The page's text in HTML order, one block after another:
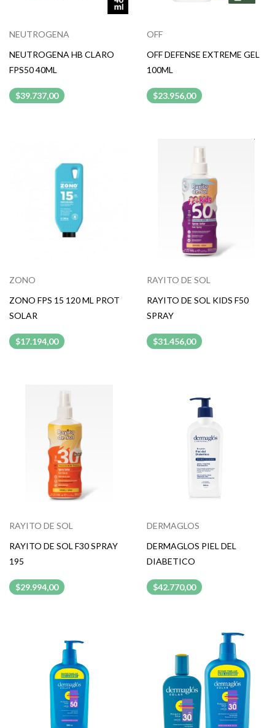
NEUTROGENA
NEUTROGENA HB CLARO
FPS50 40ML
$39.737,00
OFF
OFF DEFENSE EXTREME GEL
100ML
$23.956,00
ZONO
ZONO FPS 15 120 ML PROT
SOLAR
$17.194,00
RAYITO DE SOL
RAYITO DE SOL KIDS F50
SPRAY
$31.456,00
RAYITO DE SOL
RAYITO DE SOL F30 SPRAY
195
$29.994,00
DERMAGLOS
DERMAGLOS PIEL DEL
DIABETICO
$42.770,00